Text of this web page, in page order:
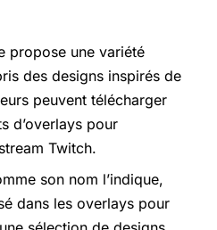
propose une variété
des designs inspirés de
peuvent télécharger
d’overlays pour
Twitch.
son nom l’indique,
dans les overlays pour